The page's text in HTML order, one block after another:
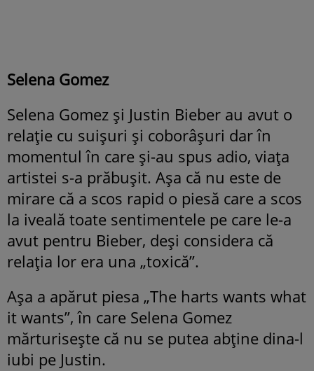
Selena Gomez
Selena Gomez și Justin Bieber au avut o
relație cu suișuri și coborâșuri dar în
momentul în care și-au spus adio, viața
artistei s-a prăbușit. Așa că nu este de
mirare că a scos rapid o piesă care a scos
la iveală toate sentimentele pe care le-a
avut pentru Bieber, deși considera că
relația lor era una „toxică”.
Așa a apărut piesa „The harts wants what
it wants”, în care Selena Gomez
mărturisește că nu se putea abține dina-l
iubi pe Justin.